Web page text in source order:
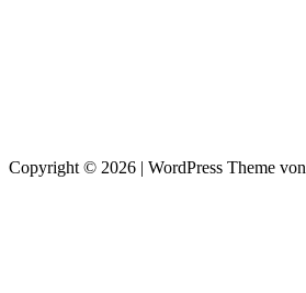
Copyright © 2026 | WordPress Theme von